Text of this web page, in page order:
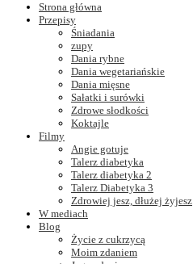
Strona główna
Przepisy
Śniadania
zupy
Dania rybne
Dania wegetariańskie
Dania mięsne
Sałatki i surówki
Zdrowe słodkości
Koktajle
Filmy
Angie gotuje
Talerz diabetyka
Talerz diabetyka 2
Talerz Diabetyka 3
Zdrowiej jesz, dłużej żyjesz
W mediach
Blog
Życie z cukrzycą
Moim zdaniem